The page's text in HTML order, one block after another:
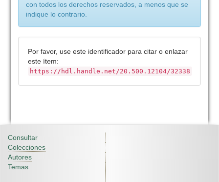
con todos los derechos reservados, a menos que se
indique lo contrario.
Por favor, use este identificador para citar o enlazar
este ítem:
https://hdl.handle.net/20.500.12104/32338
Consultar
Colecciones
Autores
Temas